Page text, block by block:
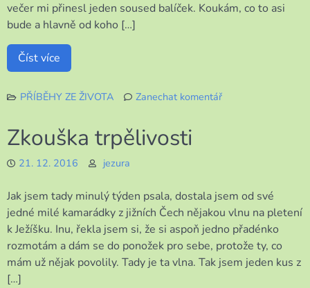
večer mi přinesl jeden soused balíček. Koukám, co to asi
bude a hlavně od koho […]
Číst více
PŘÍBĚHY ZE ŽIVOTA
Zanechat komentář
Zkouška trpělivosti
21. 12. 2016 jezura
Jak jsem tady minulý týden psala, dostala jsem od své
jedné milé kamarádky z jižních Čech nějakou vlnu na pletení
k Ježíšku. Inu, řekla jsem si, že si aspoň jedno přadénko
rozmotám a dám se do ponožek pro sebe, protože ty, co
mám už nějak povolily. Tady je ta vlna. Tak jsem jeden kus z
[…]